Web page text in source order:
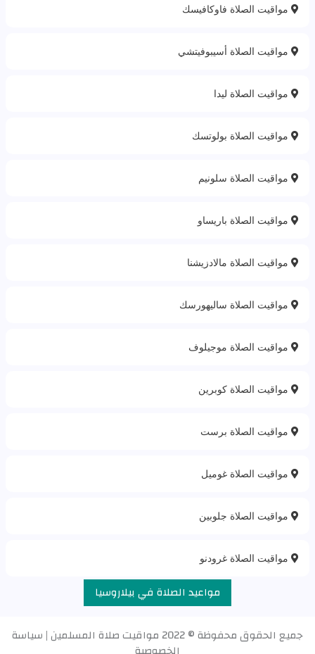
مواقيت الصلاة فاوكافيسك
مواقيت الصلاة أسيبوفيتشي
مواقيت الصلاة ليدا
مواقيت الصلاة بولوتسك
مواقيت الصلاة سلونيم
مواقيت الصلاة باريساو
مواقيت الصلاة مالادزيشنا
مواقيت الصلاة ساليهورسك
مواقيت الصلاة موجيلوف
مواقيت الصلاة كوبرين
مواقيت الصلاة برست
مواقيت الصلاة غوميل
مواقيت الصلاة جلوبين
مواقيت الصلاة غرودنو
مواعيد الصلاة في بيلاروسيا
جميع الحقوق محفوظة © 2022 مواقيت صلاة المسلمين| سياسة